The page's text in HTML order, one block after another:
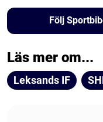
Följ
Läs mer om...
Leksands IF